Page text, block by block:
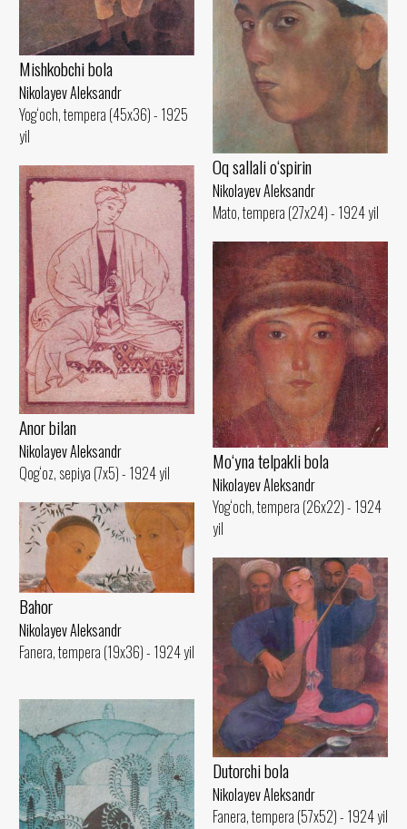
Mishkobchi bola
Nikolayev Aleksandr
Yog‘och, tempera (45x36) - 1925
yil
Oq sallali o‘spirin
Nikolayev Aleksandr
Mato, tempera (27x24) - 1924 yil
Anor bilan
Nikolayev Aleksandr
Qog‘oz, sepiya (7x5) - 1924 yil
Mo‘yna telpakli bola
Nikolayev Aleksandr
Yog‘och, tempera (26x22) - 1924
yil
Bahor
Nikolayev Aleksandr
Fanera, tempera (19x36) - 1924 yil
Dutorchi bola
Nikolayev Aleksandr
Fanera, tempera (57x52) - 1924 yil